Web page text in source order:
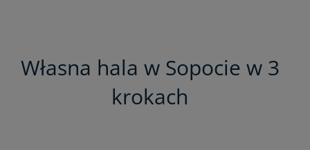
Własna hala w Sopocie w 3
krokach